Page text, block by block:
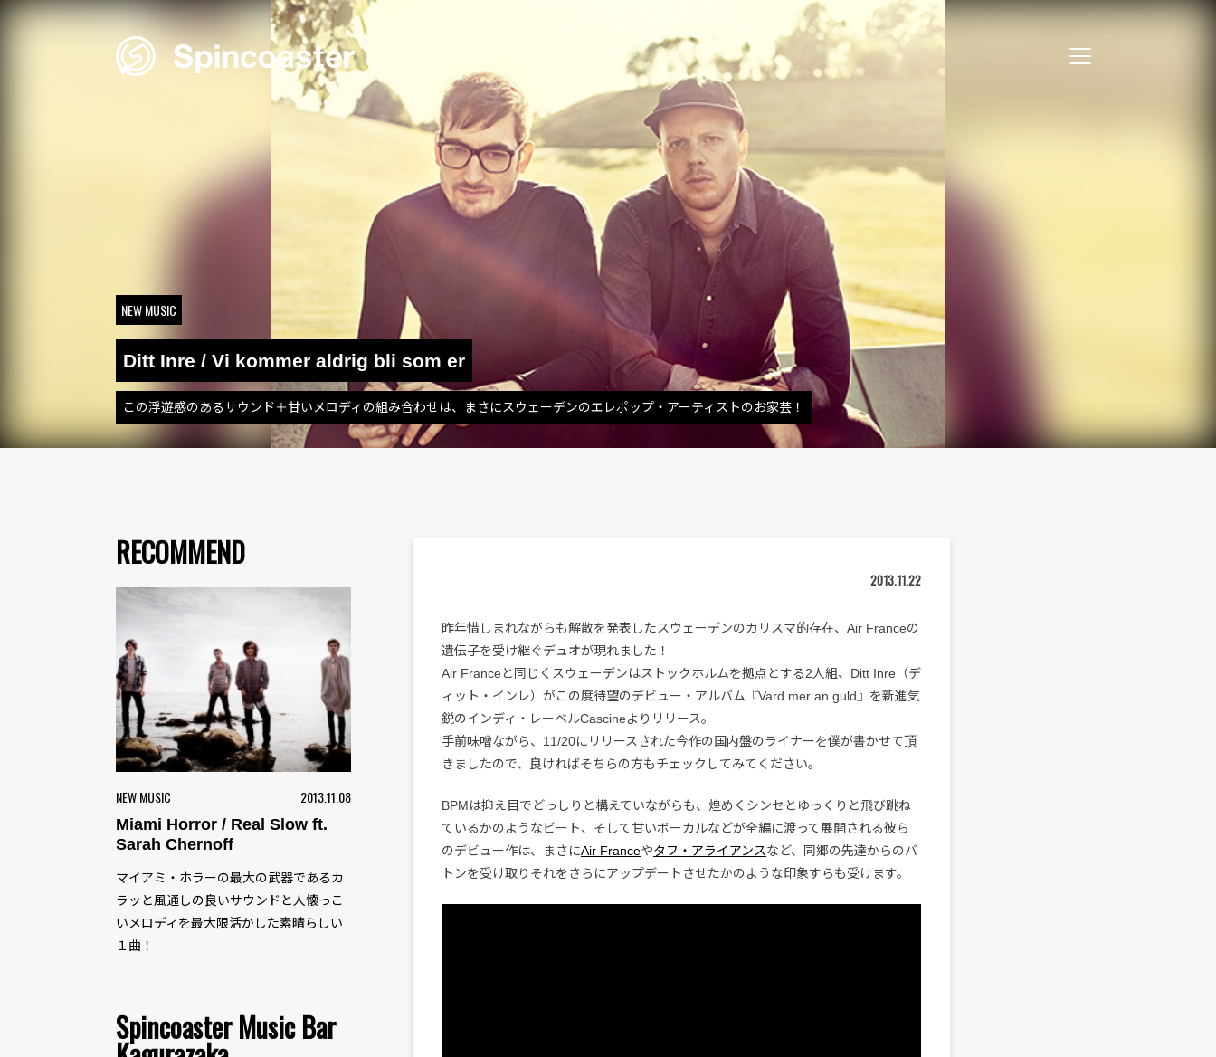
Skip
NEW MUSIC
Ditt Inre / Vi kommer aldrig bli som er
この浮遊感のあるサウンド＋甘いメロディの組み合わせは、まさにスウェーデンのエレポップ・アーティストのお家芸！
RECOMMEND
NEW MUSIC 2013.11.08
Miami Horror / Real Slow ft.
Sarah Chernoff
マイアミ・ホラーの最大の武器であるカ
ラッと風通しの良いサウンドと人懐っこ
いメロディを最大限活かした素晴らしい
１曲！
Spincoaster Music Bar
2013.11.22
昨年惜しまれながらも解散を発表したスウェーデンのカリスマ的存在、Air Franceの
遺伝子を受け継ぐデュオが現れました！
Air Franceと同じくスウェーデンはストックホルムを拠点とする2人組、Ditt Inre（デ
ィット・インレ）がこの度待望のデビュー・アルバム『Vard mer an guld』を新進気
鋭のインディ・レーベルCascineよりリリース。
手前味噌ながら、11/20にリリースされた今作の国内盤のライナーを僕が書かせて頂
きましたので、良ければそちらの方もチェックしてみてください。
BPMは抑え目でどっしりと構えていながらも、煌めくシンセとゆっくりと飛び跳ね
ているかのようなビート、そして甘いボーカルなどが全編に渡って展開される彼ら
のデビュー作は、まさにAir Franceやタフ・アライアンスなど、同郷の先達からのバ
トンを受け取りそれをさらにアップデートさせたかのような印象すらも受けます。